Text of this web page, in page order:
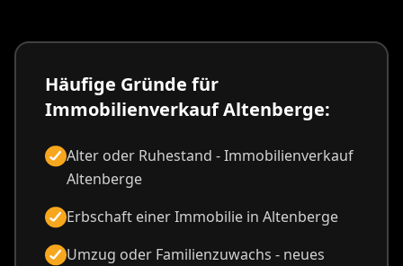
Häufige Gründe für
Immobilienverkauf Altenberge:
Alter oder Ruhestand - Immobilienverkauf
Altenberge
Erbschaft einer Immobilie in Altenberge
Umzug oder Familienzuwachs - neues